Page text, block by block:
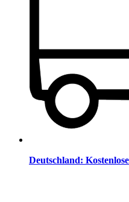
Deutschland: